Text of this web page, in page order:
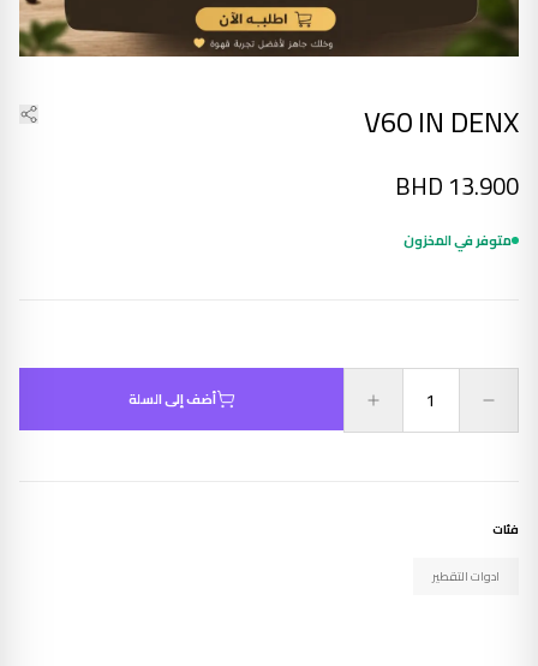
V60 IN DENX
BHD13.900
متوفر في المخزون
أضف إلى السلة
فئات
ادوات التقطير